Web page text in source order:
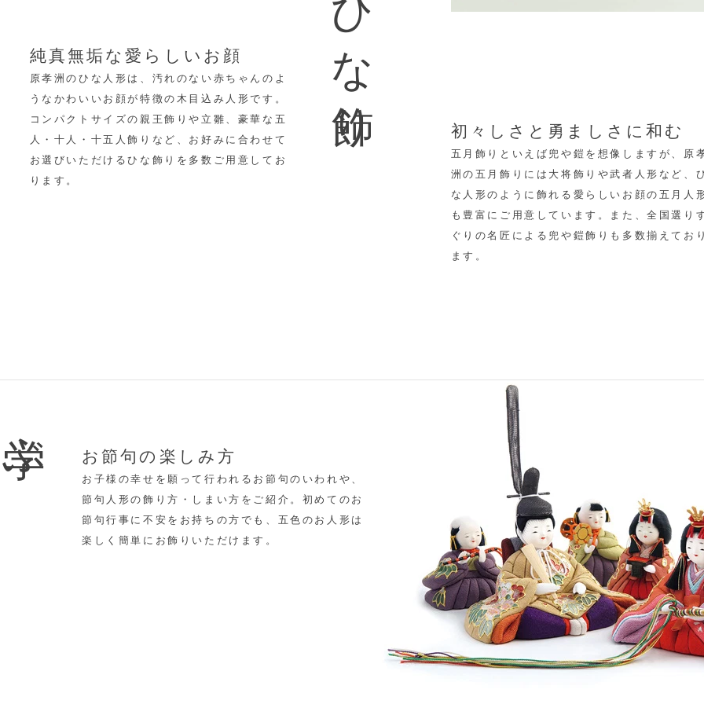
ひな飾り
純真無垢な愛らしいお顔
原孝洲のひな人形は、汚れのない赤ちゃんのよ
うなかわいいお顔が特徴の木目込み人形です。
コンパクトサイズの親王飾りや立雛、豪華な五
人・十人・十五人飾りなど、 お好みに合わせて
お選びいただけるひな飾りを多数ご用意してお
ります。
初々しさと勇ましさに和む
五月飾りといえば兜や鎧を想像しますが、原
洲の五月飾りには大将飾りや武者人形など、
な人形のように飾れる愛らしいお顔の五月人
も豊富にご用意しています。
また、全国選り
ぐりの名匠による兜や鎧飾りも多数揃えており
ます。
学ぶ お節句の楽しみ方
お子様の幸せを願って行われるお節句のいわれや、
節句人形の飾り方・しまい方をご紹介。初めてのお
節句行事に不安をお持ちの方でも、五色のお人形は
楽しく簡単にお飾りいただけます。